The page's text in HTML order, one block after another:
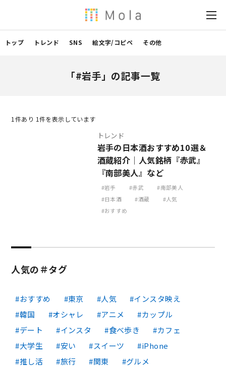
トップ トレンド SNS 絵文字/コピペ その他
「#岩手」の記事一覧
1 件あり 1件を表示しています
トレンド
岩手の日本酒おすすめ10選＆
酒蔵紹介｜人気銘柄『赤武』
『南部美人』など
岩手 赤武
南部美人
日本酒
酒蔵
人気
おすすめ
人気の＃タグ
おすすめ 東京 人気
インスタ映え
韓国
オシャレ アニメ
カップル
デート
インスタ 食べ歩き
カフェ
大学生
安い スイーツ
iPhone
推し活
旅行 関東 グルメ